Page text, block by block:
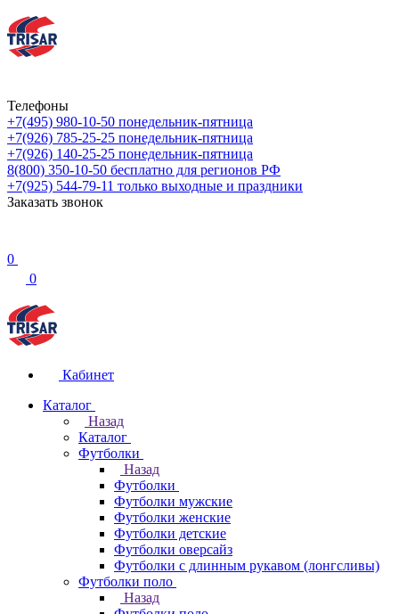
Телефоны
+7(495) 980-10-50 понедельник-пятница
+7(926) 785-25-25 понедельник-пятница
+7(926) 140-25-25 понедельник-пятница
8(800) 350-10-50 бесплатно для регионов РФ
+7(925) 544-79-11 только выходные и праздники
Заказать звонок
0
0
Кабинет
Каталог
Назад
Каталог
Футболки
Назад
Футболки
Футболки мужские
Футболки женские
Футболки детские
Футболки оверсайз
Футболки с длинным рукавом (лонгсливы)
Футболки поло
Назад